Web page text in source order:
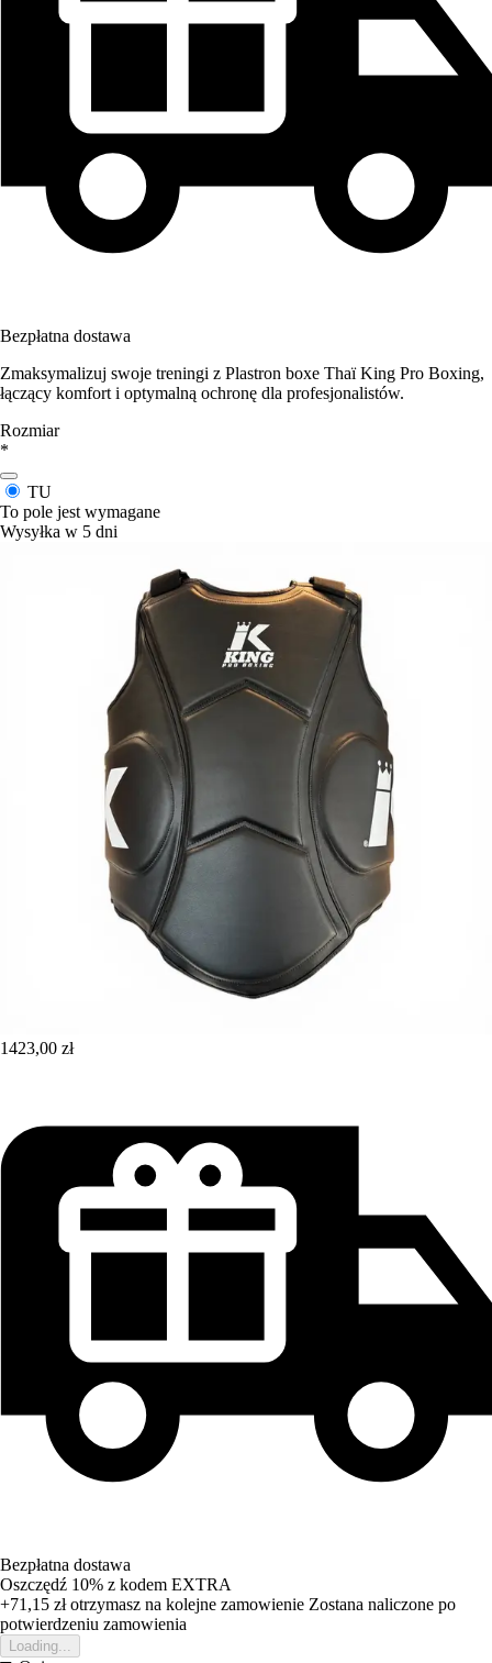
Bezpłatna dostawa
Zmaksymalizuj swoje treningi z Plastron boxe Thaï King Pro Boxing,
łączący komfort i optymalną ochronę dla profesjonalistów.
Rozmiar
*
TU
To pole jest wymagane
Wysyłka w 5 dni
1423,00 zł
Bezpłatna dostawa
Oszczędź 10% z kodem EXTRA
+71,15 złotrzymasz na kolejne zamowienie Zostana naliczone po
potwierdzeniu zamowienia
Loading...